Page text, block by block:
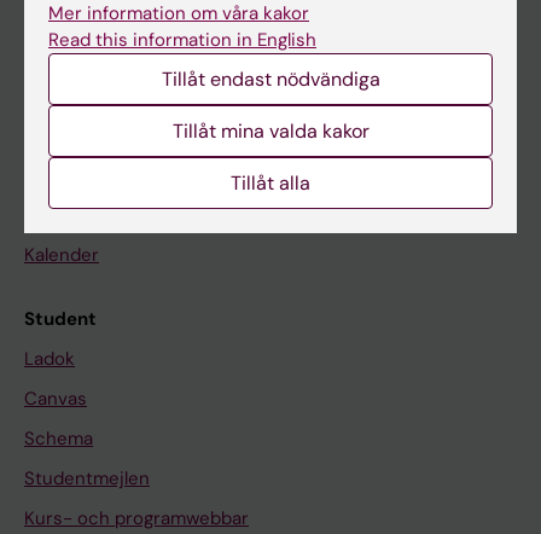
Forskarutbildning
Forskning
Om KI
Nyheter
Kalender
Student
Ladok
Canvas
Schema
Studentmejlen
Kurs- och programwebbar
Mer information om våra kakor
Read this information in English
Tillåt endast nödvändiga
Tillåt mina valda kakor
Tillåt alla